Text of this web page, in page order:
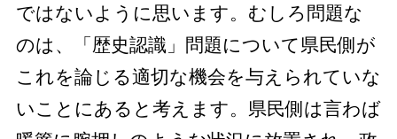
ではないように思います。むしろ問題な
のは、「歴史認識」問題について県民側が
これを論じる適切な機会を与えられていな
いことにあると考えます。県民側は言わば